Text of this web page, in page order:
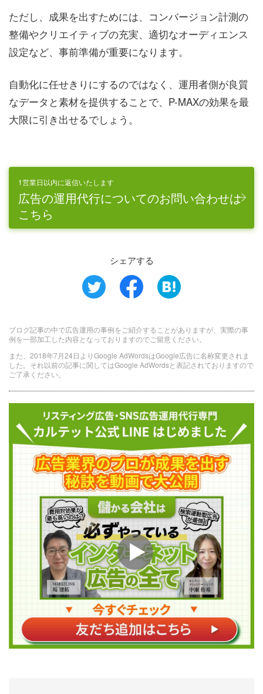
ただし、成果を出すためには、コンバージョン計測の
整備やクリエイティブの充実、適切なオーディエンス
設定など、事前準備が重要になります。
自動化に任せきりにするのではなく、運用者側が良質
なデータと素材を提供することで、P-MAXの効果を最
大限に引き出せるでしょう。
1営業日以内に返信いたします
広告の運用代行についてのお問い合わせは
こちら
シェアする
ブログ記事の中で広告運用の事例をご紹介することがありますが、実際の事
例を一部加工した内容となっておりますのでご留意ください。
また、2018年7月24日よりGoogle AdWordsはGoogle広告に名称変更されま
した。それ以前の記事に関してはGoogle AdWordsと表記されておりますので
ご了承ください。